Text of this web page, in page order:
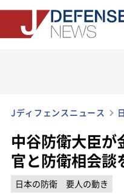
Jディフェンスニュース
中谷防衛大臣が
官と防衛相会談
日本の防衛
要人の動き